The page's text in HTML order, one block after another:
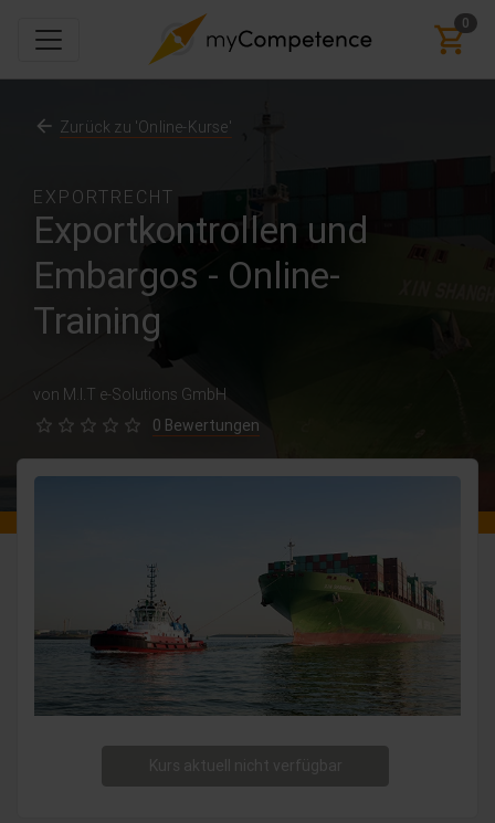
0
EXPORTRECHT
Exportkontrollen und
Embargos - Online-
Training
von M.I.T e-Solutions GmbH
0 Bewertungen
Zurück zu 'Online-Kurse'
Kurs aktuell nicht verfügbar